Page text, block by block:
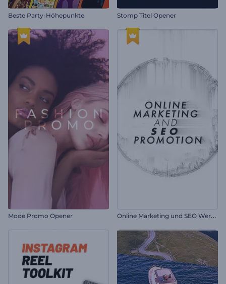
Beste Party-Höhepunkte Stomp Titel Opener
Mode Promo Opener O
nline Marketing und SEO Werbung